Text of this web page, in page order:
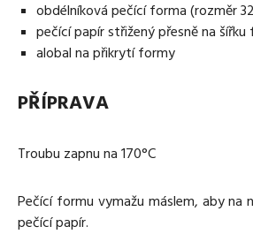
obdélníková pečící forma (rozměr
pečící papír střižený přesně na
alobal na přikrytí formy
PŘÍPRAVA
Troubu zapnu na 170°C
Pečící formu vymažu máslem, aby na
pečící papír.